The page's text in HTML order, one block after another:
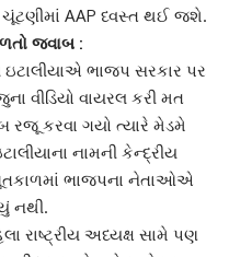
ચૂંટણીમાં AAP ધ્વસ્ત થઈ જશે.
જવાબ :
એ ભાજપ સરકાર પર
વીડિયો વાયરલ કરી મત
રજૂ કરવા ગયો ત્યારે મેડમે
ના નામની કેન્દ્રીય
ભાજપના નેતાઓએ
નથી.
રાષ્ટ્રીય અધ્યક્ષ સામે પણ